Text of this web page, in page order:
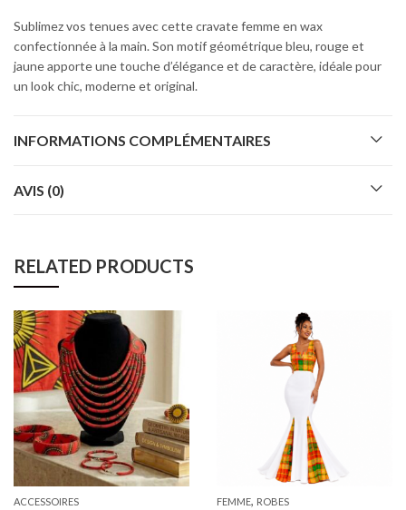
Sublimez vos tenues avec cette cravate femme en wax
confectionnée à la main. Son motif géométrique bleu, rouge et
jaune apporte une touche d’élégance et de caractère, idéale pour
un look chic, moderne et original.
INFORMATIONS COMPLÉMENTAIRES
AVIS (0)
RELATED PRODUCTS
ACCESSOIRES FEMME, ROBES